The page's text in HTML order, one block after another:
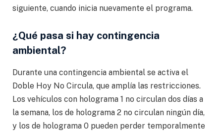
siguiente, cuando inicia nuevamente el programa.
¿Qué pasa si hay contingencia
ambiental?
Durante una contingencia ambiental se activa el
Doble Hoy No Circula, que amplía las restricciones.
Los vehículos con holograma 1 no circulan dos días a
la semana, los de holograma 2 no circulan ningún día,
y los de holograma 0 pueden perder temporalmente